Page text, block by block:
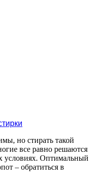
но стирать такой
все равно решаются
условиях. Оптимальный
– обратиться в